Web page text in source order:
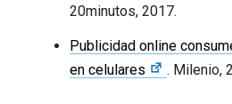
20minutos, 2017.
Publicidad online
en celulares
. Milenio,